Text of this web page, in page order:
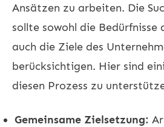
Ansätzen zu arbeiten. Die
sollte sowohl die
auch die Ziele des
berücksichtigen. Hier sind
diesen Prozess zu
Gemeinsame Zielsetzung: